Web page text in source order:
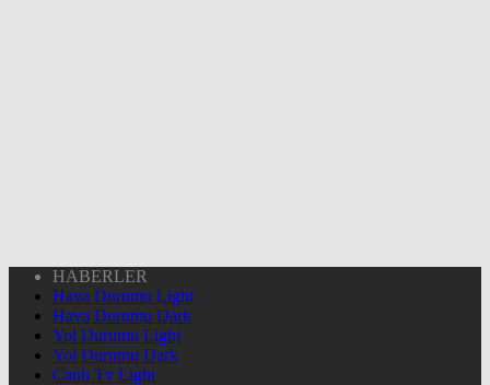
HABERLER
Hava Durumu Light
Hava Durumu Dark
Yol Durumu Light
Yol Durumu Dark
Canlı Tv Light